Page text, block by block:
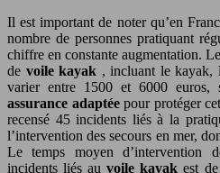
Il est important de noter qu’en
nombre de personnes pratiquant
chiffre en constante augmentation.
de voile kayak , incluant le kayak,
varier entre 1500 et 6000 euros,
assurance adaptéepour protéger
recensé 45 incidents liés à la
l’intervention des secours en mer,
Le temps moyen d’intervention
incidents liés auvoile kayakest